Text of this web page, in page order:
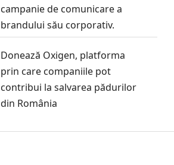
campanie de comunicare a
brandului său corporativ.
Donează Oxigen, platforma
prin care companiile pot
contribui la salvarea pădurilor
din România